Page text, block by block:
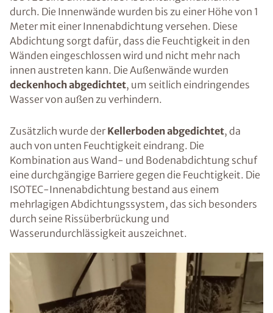
durch. Die Innenwände wurden bis zu einer Höhe von 1
Meter mit einer Innenabdichtung versehen. Diese
Abdichtung sorgt dafür, dass die Feuchtigkeit in den
Wänden eingeschlossen wird und nicht mehr nach
innen austreten kann. Die Außenwände wurden
deckenhoch abgedichtet, um seitlich eindringendes
Wasser von außen zu verhindern.
Zusätzlich wurde der Kellerboden abgedichtet, da
auch von unten Feuchtigkeit eindrang. Die
Kombination aus Wand- und Bodenabdichtung schuf
eine durchgängige Barriere gegen die Feuchtigkeit. Die
ISOTEC-Innenabdichtung bestand aus einem
mehrlagigen Abdichtungssystem, das sich besonders
durch seine Rissüberbrückung und
Wasserundurchlässigkeit auszeichnet.